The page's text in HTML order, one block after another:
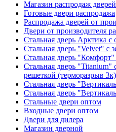
Магазин распродаж дверей
Готовые двери распродажа
Распродажа дверей от
Двери от производителя
Стальная дверь Арктика с
Стальная дверь "Velvet" с
Стальная дверь "Комфорт"
Стальная дверь "Titanium"
решеткой (терморазрыв 3к)
Стальная дверь
Стальная дверь
Стальные двери оптом
Входные двери оптом
Двери для дилера
Магазин дверной